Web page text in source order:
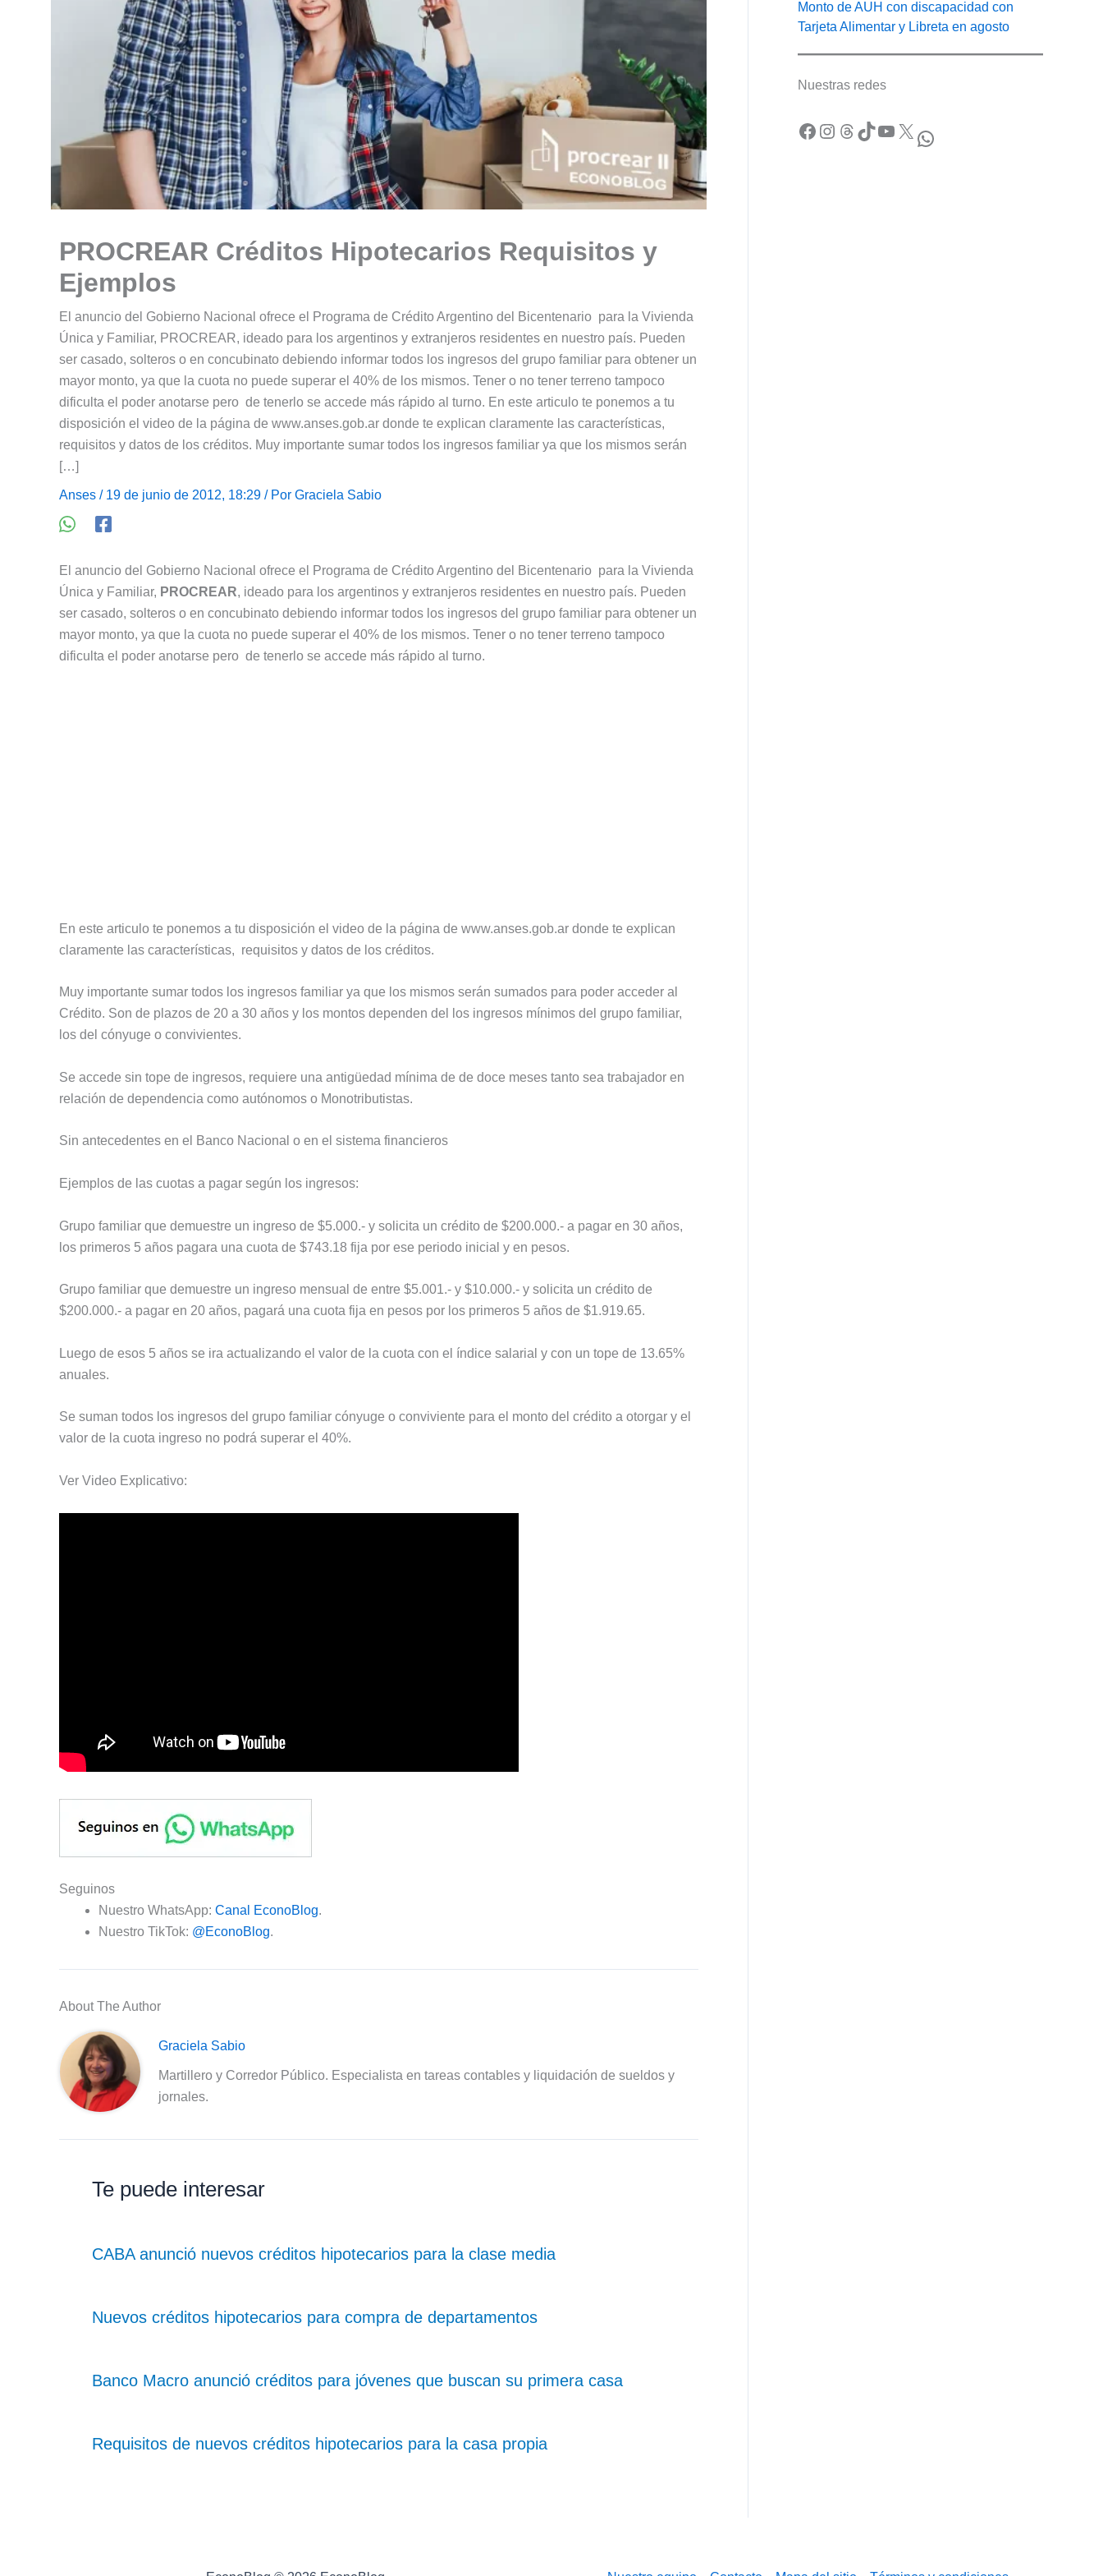
PROCREAR Créditos Hipotecarios Requisitos y
Ejemplos
El anuncio del Gobierno Nacional ofrece el Programa de Crédito Argentino del Bicentenario para la Vivienda
Única y Familiar, PROCREAR, ideado para los argentinos y extranjeros residentes en nuestro país. Pueden
ser casado, solteros o en concubinato debiendo informar todos los ingresos del grupo familiar para obtener un
mayor monto, ya que la cuota no puede superar el 40% de los mismos. Tener o no tener terreno tampoco
dificulta el poder anotarse pero de tenerlo se accede más rápido al turno. En este articulo te ponemos a tu
disposición el video de la página de www.anses.gob.ar donde te explican claramente las características,
requisitos y datos de los créditos. Muy importante sumar todos los ingresos familiar ya que los mismos serán
[…]
Anses / 19 de junio de 2012, 18:29 / Por Graciela Sabio
El anuncio del Gobierno Nacional ofrece el Programa de Crédito Argentino del Bicentenario para la Vivienda
Única y Familiar, PROCREAR, ideado para los argentinos y extranjeros residentes en nuestro país. Pueden
ser casado, solteros o en concubinato debiendo informar todos los ingresos del grupo familiar para obtener un
mayor monto, ya que la cuota no puede superar el 40% de los mismos. Tener o no tener terreno tampoco
dificulta el poder anotarse pero de tenerlo se accede más rápido al turno.
En este articulo te ponemos a tu disposición el video de la página de www.anses.gob.ar donde te explican
claramente las características, requisitos y datos de los créditos.
Muy importante sumar todos los ingresos familiar ya que los mismos serán sumados para poder acceder al
Crédito. Son de plazos de 20 a 30 años y los montos dependen del los ingresos mínimos del grupo familiar,
los del cónyuge o convivientes.
Se accede sin tope de ingresos, requiere una antigüedad mínima de de doce meses tanto sea trabajador en
relación de dependencia como autónomos o Monotributistas.
Sin antecedentes en el Banco Nacional o en el sistema financieros
Ejemplos de las cuotas a pagar según los ingresos:
Grupo familiar que demuestre un ingreso de $5.000.- y solicita un crédito de $200.000.- a pagar en 30 años,
los primeros 5 años pagara una cuota de $743.18 fija por ese periodo inicial y en pesos.
Grupo familiar que demuestre un ingreso mensual de entre $5.001.- y $10.000.- y solicita un crédito de
$200.000.- a pagar en 20 años, pagará una cuota fija en pesos por los primeros 5 años de $1.919.65.
Luego de esos 5 años se ira actualizando el valor de la cuota con el índice salarial y con un tope de 13.65%
anuales.
Se suman todos los ingresos del grupo familiar cónyuge o conviviente para el monto del crédito a otorgar y el
valor de la cuota ingreso no podrá superar el 40%.
Ver Video Explicativo:
Seguinos
Nuestro WhatsApp: Canal EconoBlog.
Nuestro TikTok: @EconoBlog.
About The Author
Graciela Sabio
Martillero y Corredor Público. Especialista en tareas contables y liquidación de sueldos y
jornales.
Te puede interesar
CABA anunció nuevos créditos hipotecarios para la clase media
Nuevos créditos hipotecarios para compra de departamentos
Banco Macro anunció créditos para jóvenes que buscan su primera casa
Requisitos de nuevos créditos hipotecarios para la casa propia
Monto de AUH con discapacidad con
Tarjeta Alimentar y Libreta en agosto
Nuestras redes
Facebook Instagram Threads TikTok YouTube X WhatsApp